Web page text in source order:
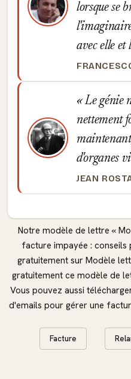
lorsque se
avec elle et
Le génie
nettement
d'organes
JEAN
Notre modèle de lettre «
facture impayée :
gratuitement sur Modèle
gratuitement ce modèle de
Vous pouvez aussi
d'emails pour gérer une
Facture